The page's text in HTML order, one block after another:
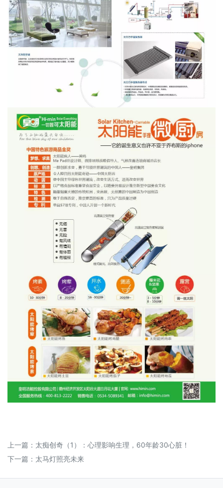
上一篇： 太痴创奇（1）：心理影响生理，60年龄30心脏！
下一篇： 太马灯照亮未来